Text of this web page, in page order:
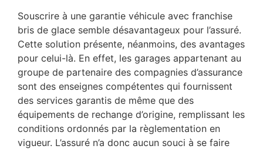
Souscrire à une garantie véhicule avec franchise
bris de glace semble désavantageux pour l’assuré.
Cette solution présente, néanmoins, des avantages
pour celui-là. En effet, les garages appartenant au
groupe de partenaire des compagnies d’assurance
sont des enseignes compétentes qui fournissent
des services garantis de même que des
équipements de rechange d’origine, remplissant les
conditions ordonnés par la règlementation en
vigueur. L’assuré n’a donc aucun souci à se faire